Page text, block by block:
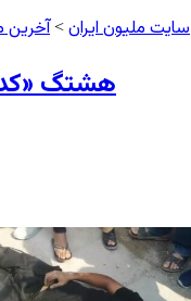
سایت ملیون ایران >آخرین
هشتگ «کدام آبان» ۱۱۰